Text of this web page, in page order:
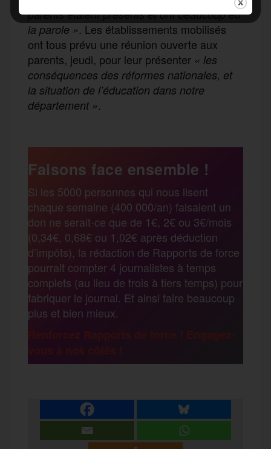
parents étaient présents et ont beaucoup eu
la parole ». Les établissements mobilisés
ont tous prévu une réunion ouverte aux
parents, jeudi, pour leur présenter « les
conséquences des réformes nationales, et
la situation de l’éducation dans notre
département ».
Faisons face ensemble !
Si les 5000 personnes qui nous lisent
chaque semaine (400 000/an) faisaient un
don ne serait-ce que de 1€, 2€ ou 3€/mois
(0,34€, 0,68€ ou 1,02€ après déduction
d’impôts), la rédaction de Rapports de force
pourrait compter 4 journalistes à temps
complets (au lieu de trois à tiers temps) pour
fabriquer le journal. Et ainsi faire beaucoup
plus et bien mieux.
Renforcez Rapports de force ! Engagez-
vous à nos côtés !